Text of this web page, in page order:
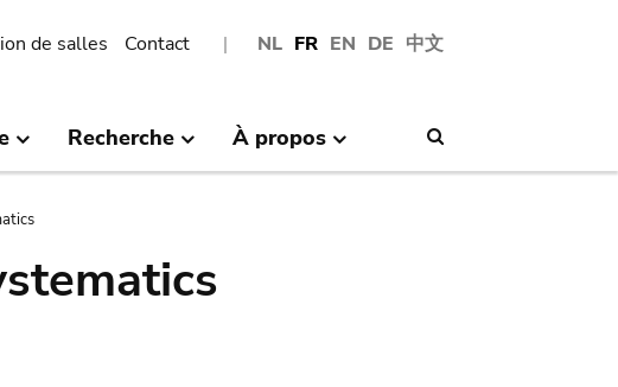
NL FR EN DE 中文
de salles Contact
Recherche À propos